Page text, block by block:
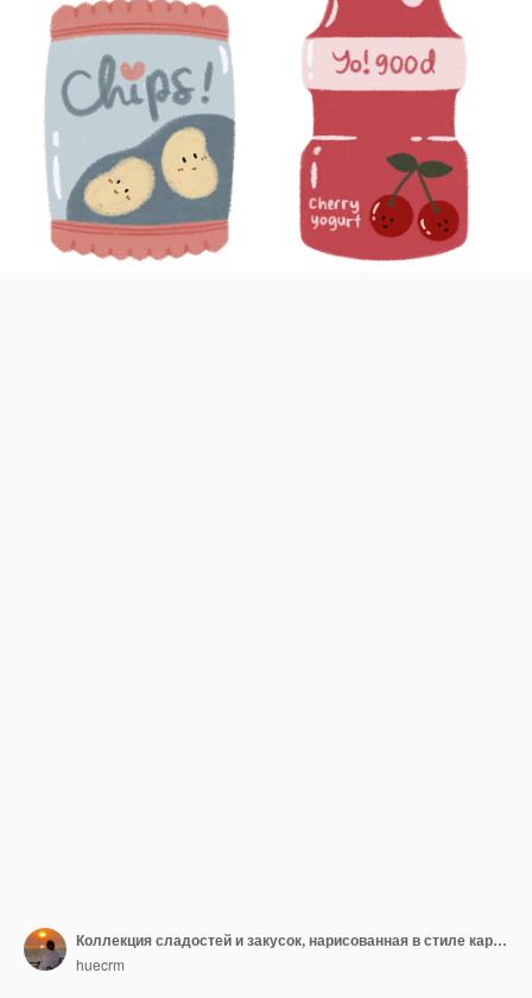
Коллекция сладостей и закусок, нарисованная в стиле карандаша
huecrm